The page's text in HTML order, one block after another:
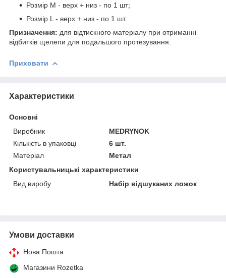
Розмір М - верх + низ - по 1 шт;
Розмір L - верх + низ - по 1 шт.
Призначення: для відтискного матеріалу при отриманні
відбитків щелепи для подальшого протезування.
Приховати
Характеристики
Основні
Виробник
MEDRYNOK
Кількість в упаковці
6 шт.
Матеріал
Метал
Користувальницькі характеристики
Вид виробу
Набір відшуканих ложок
Умови доставки
Нова Пошта
Магазини Rozetka